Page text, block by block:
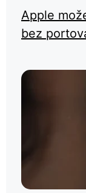
Apple
bez